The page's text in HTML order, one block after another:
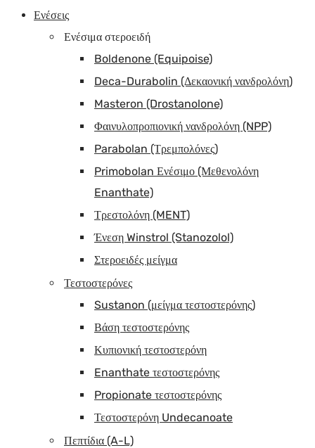
Ενέσεις
Ενέσιμα στεροειδή
Boldenone (Equipoise)
Deca-Durabolin (Δεκαονική νανδρολόνη)
Masteron (Drostanolone)
Φαινυλοπροπιονική νανδρολόνη (NPP)
Parabolan (Τρεμπολόνες)
Primobolan Ενέσιμο (Μεθενολόνη
Enanthate)
Τρεστολόνη (MENT)
Ένεση Winstrol (Stanozolol)
Στεροειδές μείγμα
Τεστοστερόνες
Sustanon (μείγμα τεστοστερόνης)
Βάση τεστοστερόνης
Κυπιονική τεστοστερόνη
Enanthate τεστοστερόνης
Propionate τεστοστερόνης
Τεστοστερόνη Undecanoate
Πεπτίδια (A-L)